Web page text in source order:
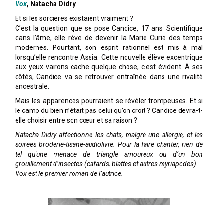
Vox, Natacha Didry
Et si les sorcières existaient vraiment ?
C’est la question que se pose Candice, 17 ans. Scientifique
dans l’âme, elle rêve de devenir la Marie Curie des temps
modernes. Pourtant, son esprit rationnel est mis à mal
lorsqu’elle rencontre Assia. Cette nouvelle élève excentrique
aux yeux vairons cache quelque chose, c’est évident. À ses
côtés, Candice va se retrouver entraînée dans une rivalité
ancestrale.
Mais les apparences pourraient se révéler trompeuses. Et si
le camp du bien n’était pas celui qu’on croit ? Candice devra-t-
elle choisir entre son cœur et sa raison ?
Natacha Didry affectionne les chats, malgré une allergie, et les
soirées broderie-tisane-audiolivre. Pour la faire chanter, rien de
tel qu’une menace de triangle amoureux ou d’un bon
grouillement d’insectes (cafards, blattes et autres myriapodes).
Vox est le premier roman de l’autrice.